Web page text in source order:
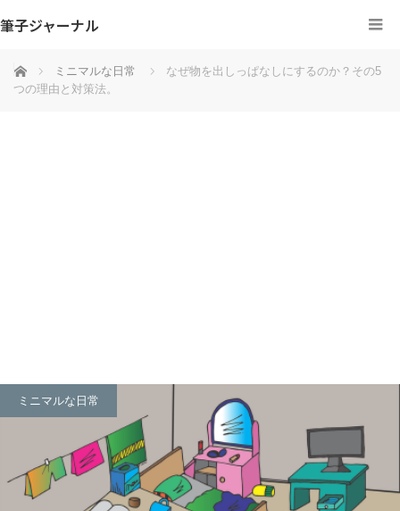
筆子ジャーナル
ホーム ミニマルな日常
なぜ物を出しっぱなしにするのか？その5
つの理由と対策法。
ミニマルな日常